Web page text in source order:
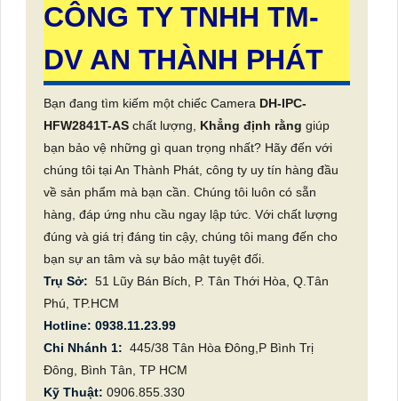
CÔNG TY TNHH TM-
DV AN THÀNH PHÁT
Bạn đang tìm kiếm một chiếc Camera DH-IPC-
HFW2841T-AS chất lượng, Khẳng định rằng giúp
bạn bảo vệ những gì quan trọng nhất? Hãy đến với
chúng tôi tại An Thành Phát, công ty uy tín hàng đầu
về sản phẩm mà bạn cần. Chúng tôi luôn có sẵn
hàng, đáp ứng nhu cầu ngay lập tức. Với chất lượng
đúng và giá trị đáng tin cậy, chúng tôi mang đến cho
bạn sự an tâm và sự bảo mật tuyệt đối.
Trụ Sở: 51 Lũy Bán Bích, P. Tân Thới Hòa, Q.Tân
Phú, TP.HCM
Hotline: 0938.11.23.99
Chi Nhánh 1: 445/38 Tân Hòa Đông,P Bình Trị
Đông, Bình Tân, TP HCM
Kỹ Thuật: 0906.855.330